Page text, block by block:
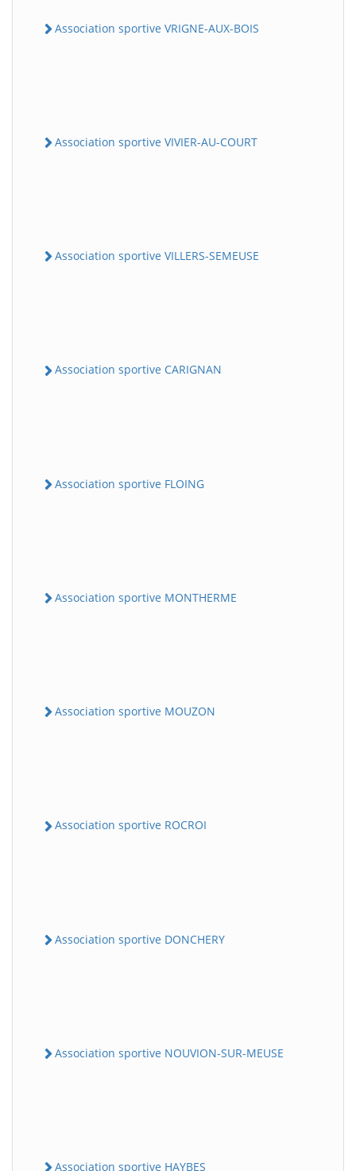
Association sportive VRIGNE-AUX-BOIS
Association sportive VIVIER-AU-COURT
Association sportive VILLERS-SEMEUSE
Association sportive CARIGNAN
Association sportive FLOING
Association sportive MONTHERME
Association sportive MOUZON
Association sportive ROCROI
Association sportive DONCHERY
Association sportive NOUVION-SUR-MEUSE
Association sportive HAYBES